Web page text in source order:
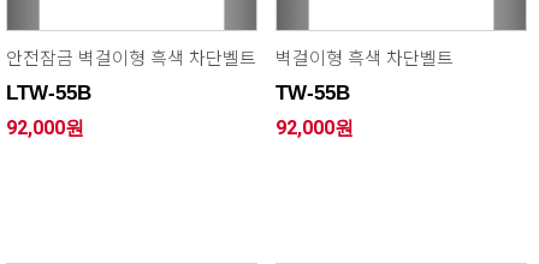
안전잠금 벽걸이형 흑색 차단벨트
LTW-55B
92,000원
벽걸이형 흑색 차단벨트
TW-55B
92,000원